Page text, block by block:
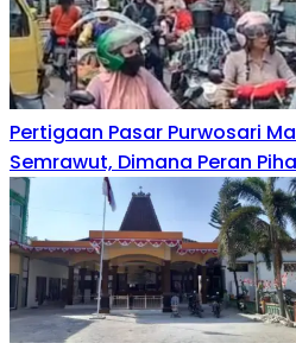
Pertigaan Pasar Purwosari
Semrawut, Dimana Peran